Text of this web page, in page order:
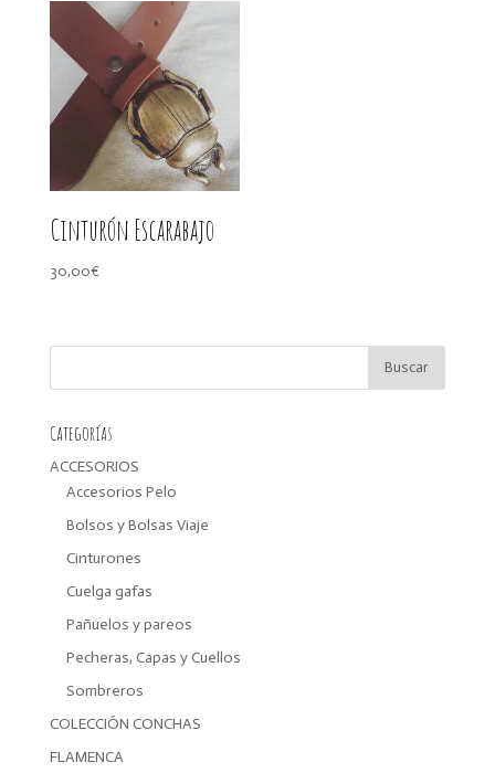
Cinturón Escarabajo
30,00€
Categorías
ACCESORIOS
Accesorios Pelo
Bolsos y Bolsas Viaje
Cinturones
Cuelga gafas
Pañuelos y pareos
Pecheras, Capas y Cuellos
Sombreros
COLECCIÓN CONCHAS
FLAMENCA